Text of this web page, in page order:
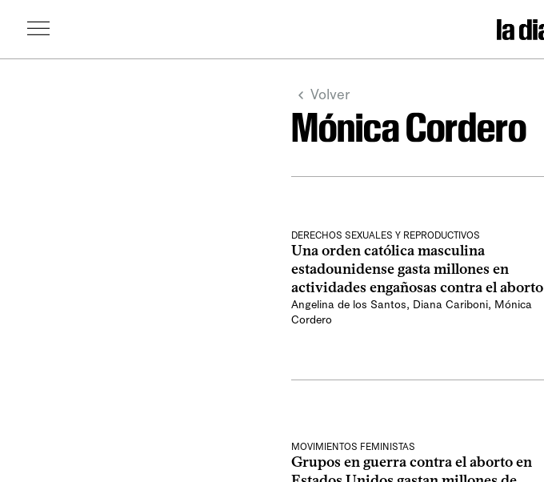
Volver
Mónica Cordero
DERECHOS SEXUALES Y REPRODUCTIVOS
Una orden católica masculina
estadounidense gasta millones en
actividades engañosas contra el aborto
Angelina de los Santos, Diana Cariboni, Mónica
Cordero
MOVIMIENTOS FEMINISTAS
Grupos en guerra contra el aborto en